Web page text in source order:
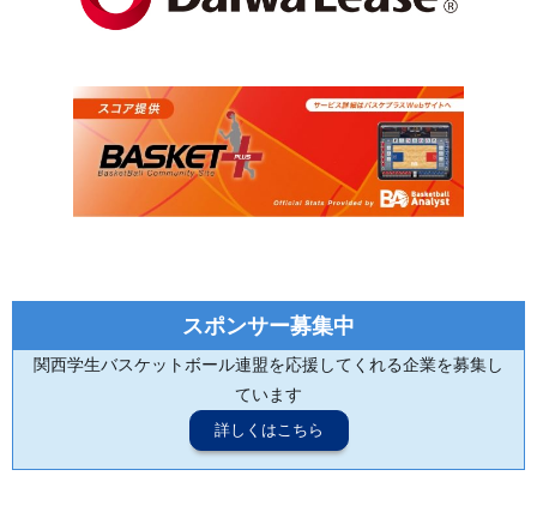
スポンサー募集中
関西学生バスケットボール連盟を応援してくれる企業を募集し
ています
詳しくはこちら